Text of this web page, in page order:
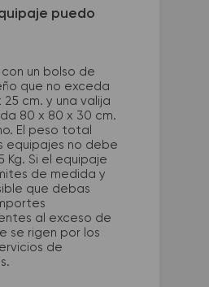
puedo
un bolso de
que no exceda
cm. y una valija
80 x 80 x 30 cm.
El peso total
equipajes no debe
Kg. Si el equipaje
de medida y
que debas
al exceso de
se rigen por los
de